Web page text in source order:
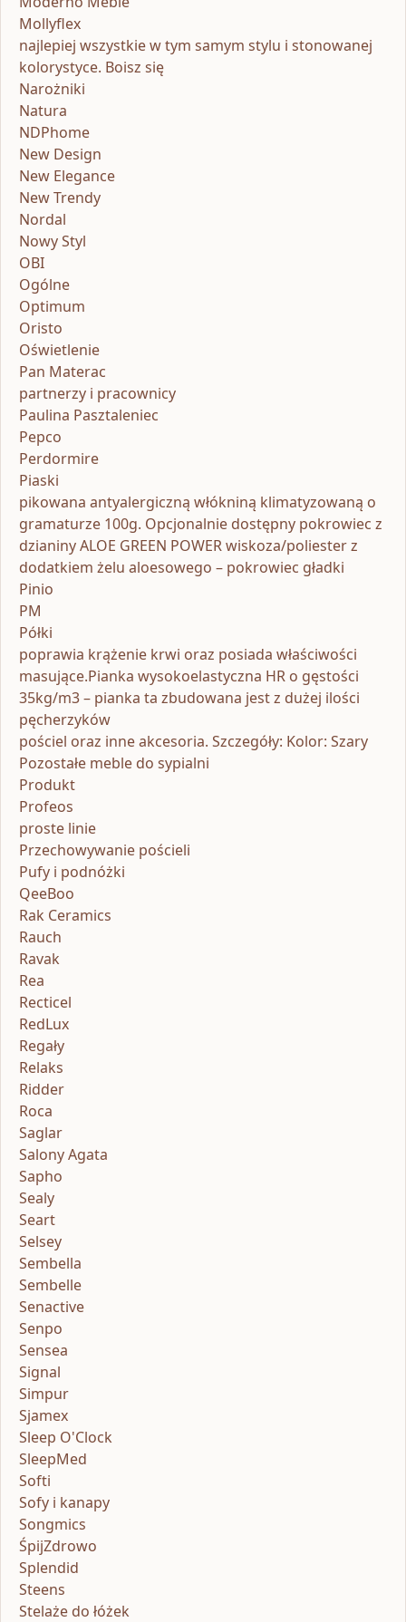
Mollyflex
najlepiej wszystkie w tym samym stylu i stonowanej
kolorystyce. Boisz się
Narożniki
Natura
NDPhome
New Design
New Elegance
New Trendy
Nordal
Nowy Styl
OBI
Ogólne
Optimum
Oristo
Oświetlenie
Pan Materac
partnerzy i pracownicy
Paulina Pasztaleniec
Pepco
Perdormire
Piaski
pikowana antyalergiczną włókniną klimatyzowaną o
gramaturze 100g. Opcjonalnie dostępny pokrowiec z
dzianiny ALOE GREEN POWER wiskoza/poliester z
dodatkiem żelu aloesowego – pokrowiec gładki
Pinio
PM
Półki
poprawia krążenie krwi oraz posiada właściwości
masujące.Pianka wysokoelastyczna HR o gęstości
35kg/m3 – pianka ta zbudowana jest z dużej ilości
pęcherzyków
pościel oraz inne akcesoria. Szczegóły: Kolor: Szary
Pozostałe meble do sypialni
Produkt
Profeos
proste linie
Przechowywanie pościeli
Pufy i podnóżki
QeeBoo
Rak Ceramics
Rauch
Ravak
Rea
Recticel
RedLux
Regały
Relaks
Ridder
Roca
Saglar
Salony Agata
Sapho
Sealy
Seart
Selsey
Sembella
Sembelle
Senactive
Senpo
Sensea
Signal
Simpur
Sjamex
Sleep O'Clock
SleepMed
Softi
Sofy i kanapy
Songmics
ŚpijZdrowo
Splendid
Steens
Stelaże do łóżek